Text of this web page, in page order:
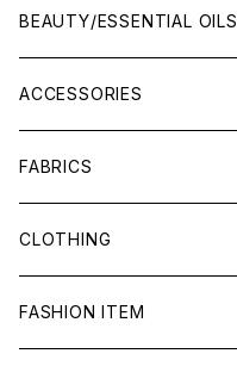
BEAUTY/ESSENTIAL OILS
ACCESSORIES
FABRICS
CLOTHING
FASHION ITEM